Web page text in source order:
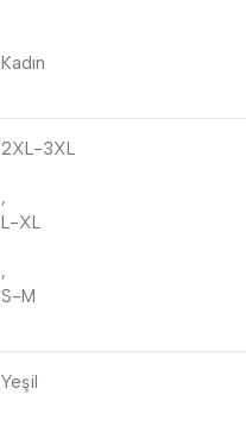
Kadın
2XL-3XL
,
L-XL
,
S-M
Yeşil